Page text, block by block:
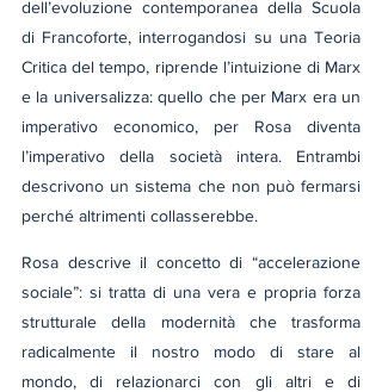
dell’evoluzione contemporanea della Scuola
di Francoforte, interrogandosi su una Teoria
Critica del tempo, riprende l’intuizione di Marx
e la universalizza: quello che per Marx era un
imperativo economico, per Rosa diventa
l’imperativo della società intera. Entrambi
descrivono un sistema che non può fermarsi
perché altrimenti collasserebbe.
Rosa descrive il concetto di “accelerazione
sociale”: si tratta di una vera e propria forza
strutturale della modernità che trasforma
radicalmente il nostro modo di stare al
mondo, di relazionarci con gli altri e di